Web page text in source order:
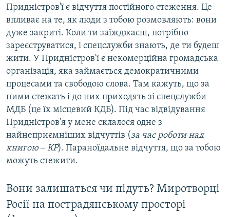
Придністров'ї є відчуття постійного стеження. Це
впливає на те, як люди з тобою розмовляють: вони
дуже закриті. Коли ти заїжджаєш, потрібно
зареєструватися, і спецслужби знають, де ти будеш
жити. У Придністров'ї є некомерційна громадська
організація, яка займається демократичними
процесами та свободою слова. Там кажуть, що за
ними стежать і до них приходять зі спецслужби
МДБ (це їх місцевий КДБ). Під час відвідування
Придністров'я у мене склалося одне з
найнеприємніших відчуттів (за час роботи над
книгою ‒ КР). Параноїдальне відчуття, що за тобою
можуть стежити.
Вони залишаться чи підуть? Миротворці
Росії на пострадянському просторі